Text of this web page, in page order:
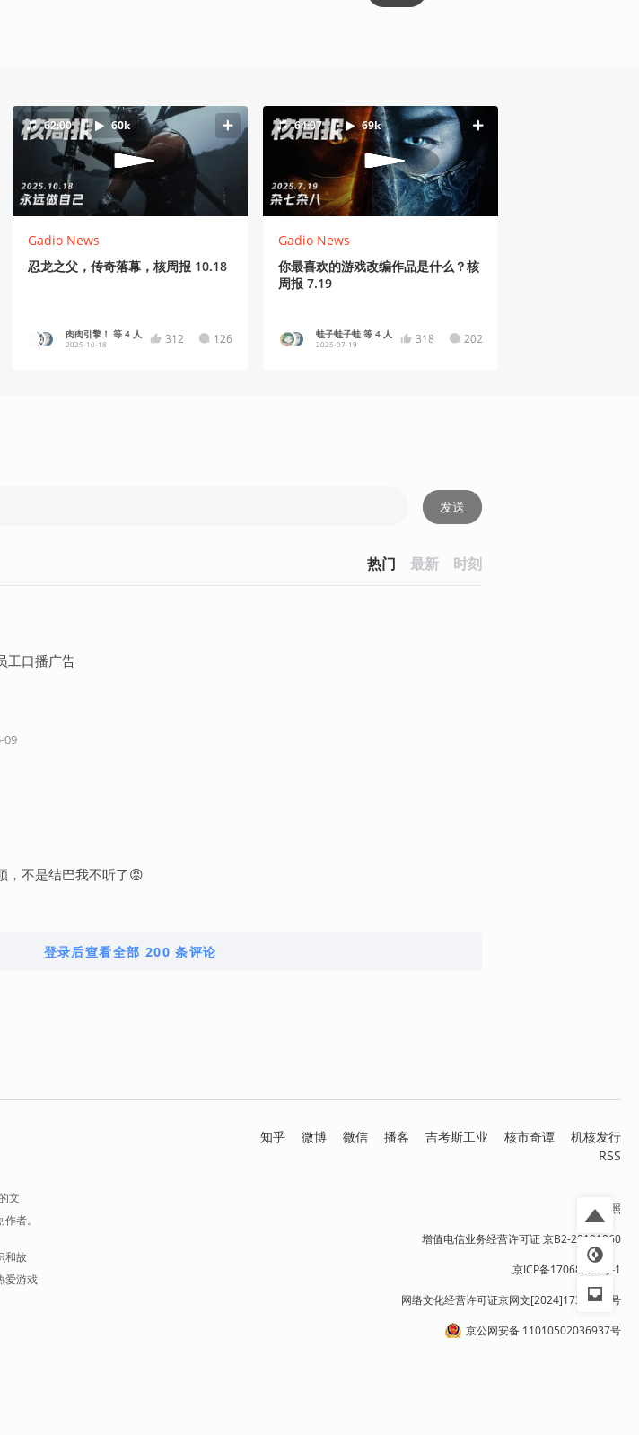
62:00 60k
Gadio News
忍龙之父，传奇落幕，核周报 10.18
肉肉引擎！ 等 4 人
2025-10-18 312 126
64:07 69k
Gadio News
你最喜欢的游戏改编作品是什么？核
周报 7.19
蛙子蛙子蛙 等 4 人
2025-07-19 318 202
发送
热门 最新 时刻
工口播广告
09
，不是结巴我不听了😡
登录后查看全部 200 条评论
文
者。
和故
爱游戏
知乎 微博 微信 播客 吉考斯工业 核市奇谭
机核发行
RSS
营业执照
增值电信业务经营许可证 京B2-20191060
京ICP备17068232号-1
网络文化经营许可证京网文[2024]1733-082号
京公网安备 11010502036937号